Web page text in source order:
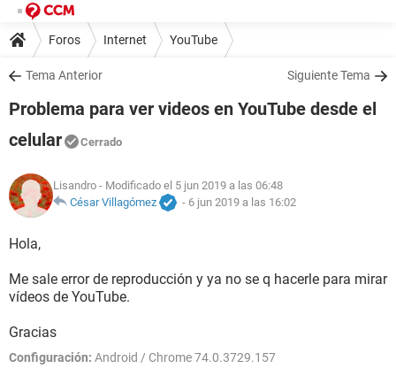
Foros Internet YouTube
Tema Anterior Siguiente Tema
Problema para ver videos en YouTube desde el
celular
Cerrado
Lisandro - Modificado el 5 jun 2019 a las 06:48
César Villagómez
- 6 jun 2019 a las 16:02
Hola,
Me sale error de reproducción y ya no se q hacerle para mirar
vídeos de YouTube.
Gracias
Configuración: Android / Chrome 74.0.3729.157